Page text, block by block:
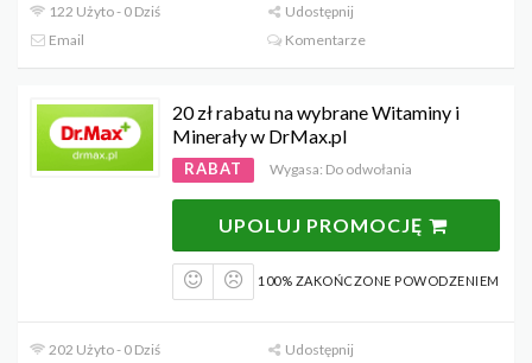
122 Użyto - 0 Dziś
Udostępnij
Email
Komentarze
20 zł rabatu na wybrane Witaminy i
Minerały w DrMax.pl
RABAT Wygasa: Do odwołania
UPOLUJ PROMOCJĘ
100% ZAKOŃCZONE POWODZENIEM
202 Użyto - 0 Dziś
Udostępnij